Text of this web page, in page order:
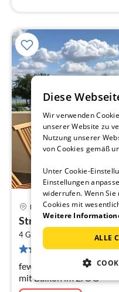
Harrislee
Strandresidenz
4 Gäste
1 Bewertung
fewo1846 - OstseeNest
mit Balkon im 2. OG
Diese
Wir verwenden
unserer Website zu
Nutzung unserer
von Cookies gemäß
Unter Cookie-
Einstellungen
widerrufen. Wenn
Cookies mit
Weitere
ALLE